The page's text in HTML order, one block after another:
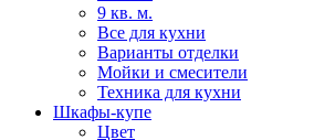
9 кв. м.
Все для кухни
Варианты отделки
Мойки и смесители
Техника для кухни
Шкафы-купе
Цвет